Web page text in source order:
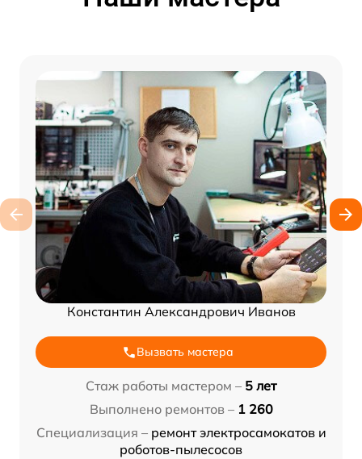
Константин Александрович Иванов
Вызвать мастера
Стаж работы мастером – 5 лет
Выполнено ремонтов – 1 260
Специализация – ремонт электросамокатов и
роботов-пылесосов